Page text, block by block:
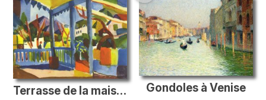
Terrasse de la maison de campagne à St. Germain Gondoles à Venise